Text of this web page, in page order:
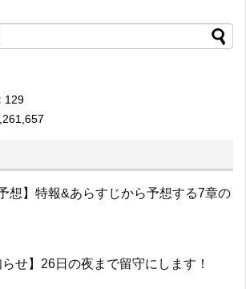
129
予想】特報&あらすじから予想する7章の
らせ】26日の夜まで留守にします！